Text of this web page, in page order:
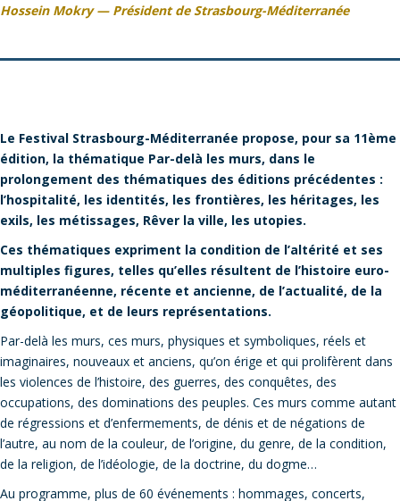
Hossein Mokry — Président de Strasbourg-Méditerranée
Le Festival Strasbourg-Méditerranée propose, pour sa 11ème
édition, la thématique Par-delà les murs, dans le
prolongement des thématiques des éditions précédentes :
l’hospitalité, les identités, les frontières, les héritages, les
exils, les métissages, Rêver la ville, les utopies.
Ces thématiques expriment la condition de l’altérité et ses
multiples figures, telles qu’elles résultent de l’histoire euro-
méditerranéenne, récente et ancienne, de l’actualité, de la
géopolitique, et de leurs représentations.
Par-delà les murs, ces murs, physiques et symboliques, réels et
imaginaires, nouveaux et anciens, qu’on érige et qui prolifèrent dans
les violences de l’histoire, des guerres, des conquêtes, des
occupations, des dominations des peuples. Ces murs comme autant
de régressions et d’enfermements, de dénis et de négations de
l’autre, au nom de la couleur, de l’origine, du genre, de la condition,
de la religion, de l’idéologie, de la doctrine, du dogme…
Au programme, plus de 60 événements : hommages, concerts,